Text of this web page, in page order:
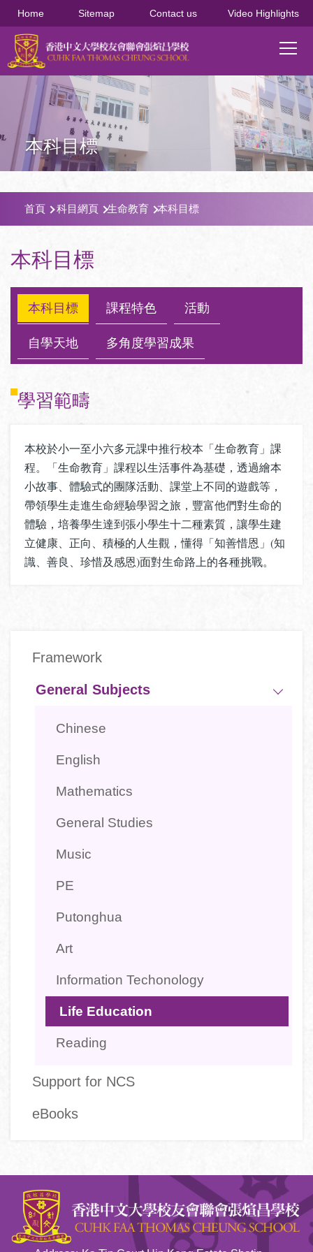
移至主內容
Home Sitemap Contact us Video Highlights
Main
本科目標
導
航
連
結
首頁 科目網頁 生命教育 本科目標
本科目標
本科目標 課程特色 活動
自學天地 多角度學習成果
學習範疇
本校於小一至小六多元課中推行校本「生命教育」課
程。「生命教育」課程以生活事件為基礎，透過繪本
小故事、體驗式的團隊活動、課堂上不同的遊戲等，
帶領學生走進生命經驗學習之旅，豐富他們對生命的
體驗，培養學生達到張小學生十二種素質，讓學生建
立健康、正向、積極的人生觀，懂得「知善惜恩」(知
識、善良、珍惜及感恩)面對生命路上的各種挑戰。
navigation
Framework
General Subjects
Chinese
English
Mathematics
General Studies
Music
PE
Putonghua
Art
Information Techonology
Life Education
Reading
Support for NCS
eBooks